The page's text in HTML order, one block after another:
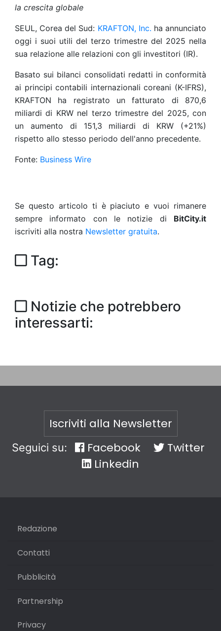
la crescita globale
SEUL, Corea del Sud: KRAFTON, Inc. ha annunciato
oggi i suoi utili del terzo trimestre del 2025 nella
sua relazione alle relazioni con gli investitori (IR).
Basato sui bilanci consolidati redatti in conformità
ai principi contabili internazionali coreani (K-IFRS),
KRAFTON ha registrato un fatturato di 870,6
miliardi di KRW nel terzo trimestre del 2025, con
un aumento di 151,3 miliardi di KRW (+21%)
rispetto allo stesso periodo dell'anno precedente.
Fonte: Business Wire
Se questo articolo ti è piaciuto e vuoi rimanere
sempre informato con le notizie di BitCity.it
iscriviti alla nostra Newsletter gratuita.
Tag:
Notizie che potrebbero
interessarti:
Iscriviti alla Newsletter
Seguici su: Facebook
Twitter
Linkedin
Redazione
Contatti
Pubblicità
Partnership
Privacy